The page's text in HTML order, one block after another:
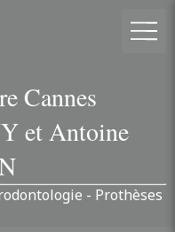
Cannes
et Antoine
- Prothèses